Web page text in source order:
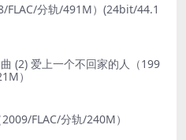
FLAC/分轨/491M）(24bit/44.1
(2) 爱上一个不回家的人（199
）
FLAC/分轨/240M）